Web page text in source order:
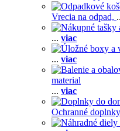
Vrecia na odpad,
... viac
... viac
material
... viac
Ochranné